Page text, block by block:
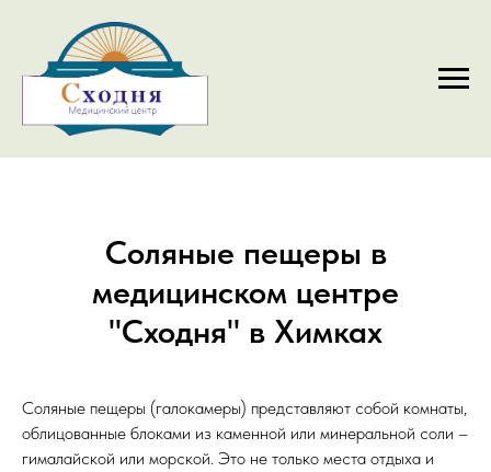
Соляные пещеры в
медицинском центре
"Сходня" в Химках
Соляные пещеры (галокамеры) представляют собой комнаты,
облицованные блоками из каменной или минеральной соли –
гималайской или морской. Это не только места отдыха и